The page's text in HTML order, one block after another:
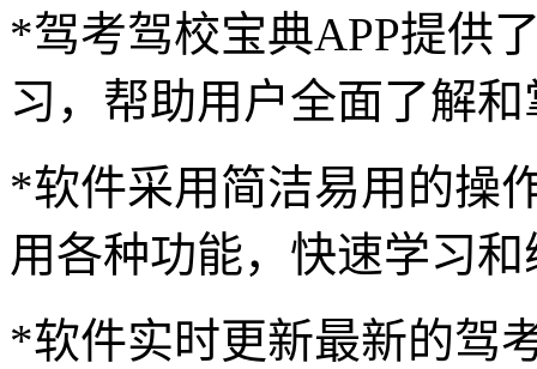
*驾考驾校宝典APP提供
习，帮助用户全面了解
*软件采用简洁易用的操
用各种功能，快速学习
*软件实时更新最新的驾